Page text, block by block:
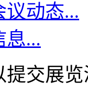
议动态...
息...
提交展